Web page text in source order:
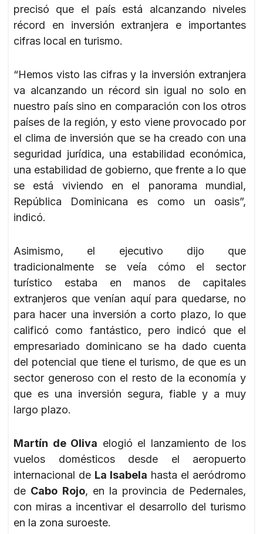
precisó que el país está alcanzando niveles
récord en inversión extranjera e importantes
cifras local en turismo.
“Hemos visto las cifras y la inversión extranjera
va alcanzando un récord sin igual no solo en
nuestro país sino en comparación con los otros
países de la región, y esto viene provocado por
el clima de inversión que se ha creado con una
seguridad jurídica, una estabilidad económica,
una estabilidad de gobierno, que frente a lo que
se está viviendo en el panorama mundial,
República Dominicana es como un oasis”,
indicó.
Asimismo, el ejecutivo dijo que
tradicionalmente se veía cómo el sector
turístico estaba en manos de capitales
extranjeros que venían aquí para quedarse, no
para hacer una inversión a corto plazo, lo que
calificó como fantástico, pero indicó que el
empresariado dominicano se ha dado cuenta
del potencial que tiene el turismo, de que es un
sector generoso con el resto de la economía y
que es una inversión segura, fiable y a muy
largo plazo.
Martín de Oliva elogió el lanzamiento de los
vuelos domésticos desde el aeropuerto
internacional de La Isabela hasta el aeródromo
de Cabo Rojo, en la provincia de Pedernales,
con miras a incentivar el desarrollo del turismo
en la zona suroeste.